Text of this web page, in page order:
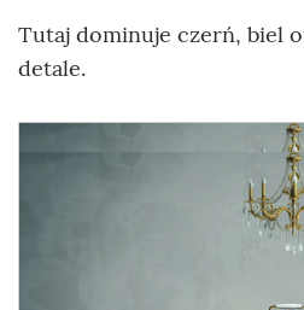
Tutaj dominuje czerń, biel
detale.